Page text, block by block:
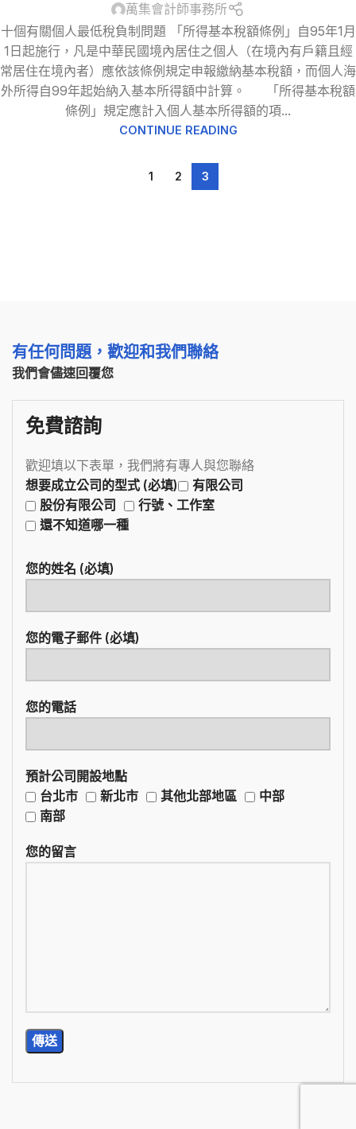
萬集會計師事務所
十個有關個人最低稅負制問題 「所得基本稅額條例」自95年1月
1日起施行，凡是中華民國境內居住之個人（在境內有戶籍且經
常居住在境內者）應依該條例規定申報繳納基本稅額，而個人海
外所得自99年起始納入基本所得額中計算。 「所得基本稅額
條例」規定應計入個人基本所得額的項...
CONTINUE READING
1 2 3
有任何問題，歡迎和我們聯絡
我們會儘速回覆您
免費諮詢
歡迎填以下表單，我們將有專人與您聯絡
想要成立公司的型式 (必填)
有限公司
股份有限公司
行號、工作室
還不知道哪一種
您的姓名 (必填)
您的電子郵件 (必填)
您的電話
預計公司開設地點
台北市
新北市 其他北部地區
中部
南部
您的留言